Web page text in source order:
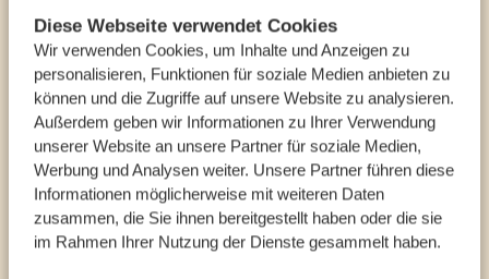
Diese Webseite verwendet Cookies
Wir verwenden Cookies, um Inhalte und Anzeigen zu
personalisieren, Funktionen für soziale Medien anbieten zu
können und die Zugriffe auf unsere Website zu analysieren.
Außerdem geben wir Informationen zu Ihrer Verwendung
unserer Website an unsere Partner für soziale Medien,
Werbung und Analysen weiter. Unsere Partner führen diese
Informationen möglicherweise mit weiteren Daten
zusammen, die Sie ihnen bereitgestellt haben oder die sie
im Rahmen Ihrer Nutzung der Dienste gesammelt haben.
Sprechen Sie mit einem
Reiseberater
UNSERE EXPERTEN HELFEN IHNEN GERN
DE: +494087407061